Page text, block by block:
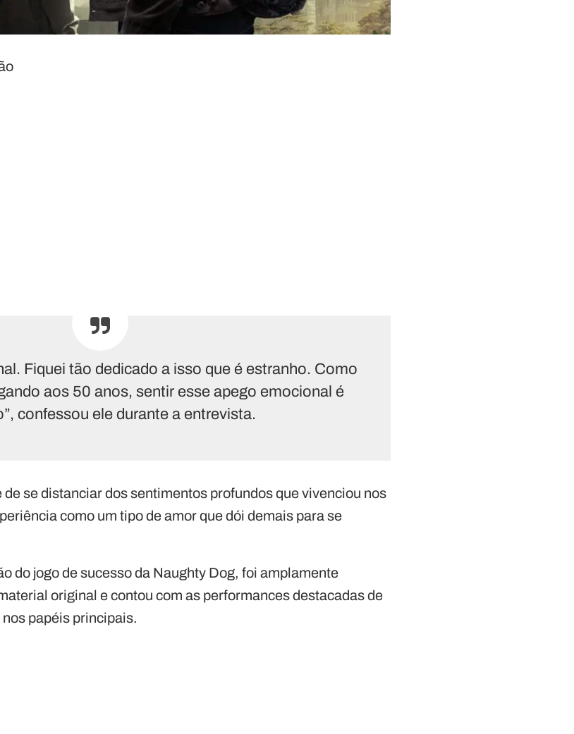
Fiquei tão dedicado a isso que é estranho. Como
aos 50 anos, sentir esse apego emocional é
confessou ele durante a entrevista.
se distanciar dos sentimentos profundos que vivenciou nos
como um tipo de amor que dói demais para se
do jogo de sucesso da Naughty Dog, foi amplamente
original e contou com as performances destacadas de
papéis principais.